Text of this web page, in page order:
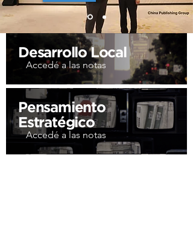
Desarrollo Local
Accedé a las notas
Pensamiento
Estratégico
Accedé a las notas